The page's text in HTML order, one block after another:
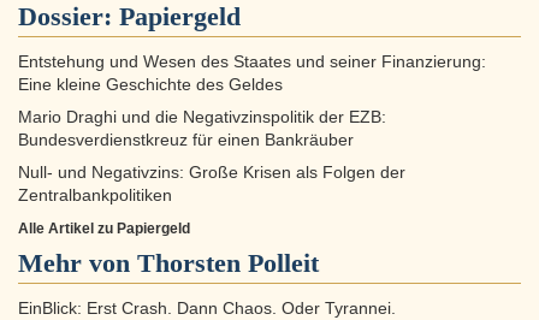
Dossier: Papiergeld
Entstehung und Wesen des Staates und seiner Finanzierung:
Eine kleine Geschichte des Geldes
Mario Draghi und die Negativzinspolitik der EZB:
Bundesverdienstkreuz für einen Bankräuber
Null- und Negativzins: Große Krisen als Folgen der
Zentralbankpolitiken
Alle Artikel zu Papiergeld
Mehr von Thorsten Polleit
EinBlick: Erst Crash. Dann Chaos. Oder Tyrannei.